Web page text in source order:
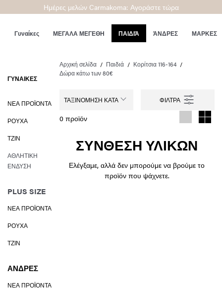
Ημέρες μελών Carmakoma: Αγοράστε τώρα
Γυναίκες ΜΕΓΑΛΑ ΜΕΓΕΘΗ ΠΑΙΔΙΆ ΆΝΔΡΕΣ ΜΑΡΚΕΣ
ΓΥΝΑΊΚΕΣ
ΝΈΑ ΠΡΟΪΌΝΤΑ
ΡΟΎΧΑ
ΤΖΙΝ
ΑΘΛΗΤΙΚΉ
ΈΝΔΥΣΗ
PLUS SIZE
ΝΈΑ ΠΡΟΪΌΝΤΑ
ΡΟΎΧΑ
ΤΖΙΝ
ΆΝΔΡΕΣ
ΝΈΑ ΠΡΟΪΌΝΤΑ
Αρχική σελίδα Παιδιά
Κορίτσια 116-164
Δώρα κάτω των 80€
ΤΑΞΙΝΌΜΗΣΗ ΚΑΤΆ
0 προϊόν
ΣΥΝΘΕΣΗ ΥΛΙΚΩΝ
Ελέγξαμε, αλλά δεν μπορούμε να βρούμε το
προϊόν που ψάχνετε.